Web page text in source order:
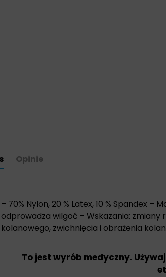
Opinie
– 70% Nylon, 20 % Latex, 10 % Spandex
odprowadza wilgoć – Wskazania:
kolanowego, zwichnięcia i obrażenia
To jest wyrób medyczny.